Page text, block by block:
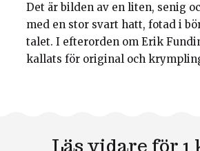
Det är bilden av en liten, senig
med en stor svart hatt, fotad i
talet. I efterorden om Erik
kallats för original och
Läs vidare för 1